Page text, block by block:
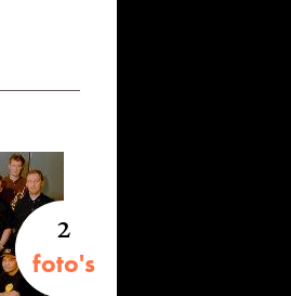
2
foto's